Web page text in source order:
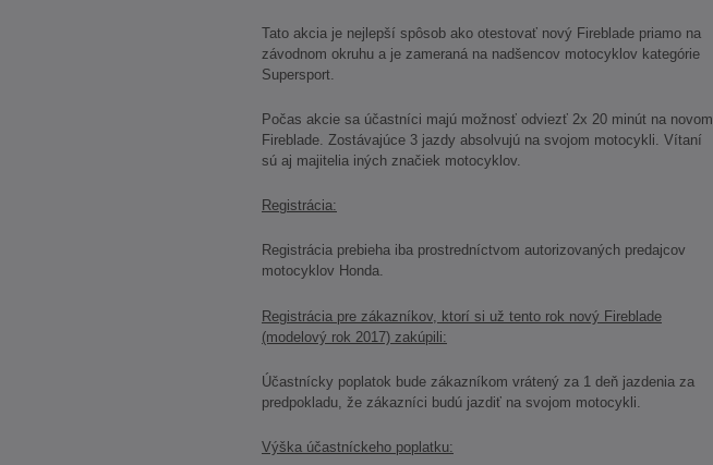
Tato akcia je nejlepší spôsob ako otestovať nový Fireblade priamo na
závodnom okruhu a je zameraná na nadšencov motocyklov kategórie
Supersport.
Počas akcie sa účastníci majú možnosť odviezť 2x 20 minút na novom
Fireblade. Zostávajúce 3 jazdy absolvujú na svojom motocykli. Vítaní
sú aj majitelia iných značiek motocyklov.
Registrácia:
Registrácia prebieha iba prostredníctvom autorizovaných predajcov
motocyklov Honda.
Registrácia pre zákazníkov, ktorí si už tento rok nový Fireblade
(modelový rok 2017) zakúpili:
Účastnícky poplatok bude zákazníkom vrátený za 1 deň jazdenia za
predpokladu, že zákazníci budú jazdiť na svojom motocykli.
Výška účastníckeho poplatku: